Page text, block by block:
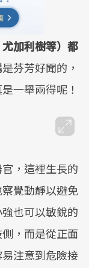
加利樹等）都
芬芳好聞的，
一舉兩得呢！
，這裡生長的
覺動靜以避免
也可以敏銳的
，而是從正面
注意到危險接